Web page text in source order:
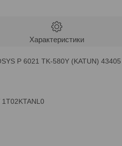
Характеристики
P 6021 TK-580Y (KATUN) 43405